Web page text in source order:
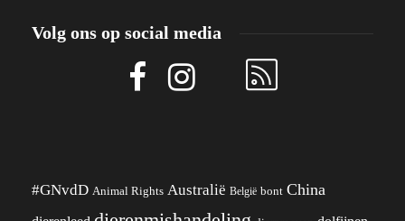
Volg ons op social media
#GNvdD Animal Rights Australië België bont China